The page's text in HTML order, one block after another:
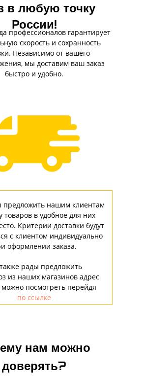
в любую точку
России!
предложить нашим клиентам
товаров в удобное для них
Критерии доставки будут
с клиентом индивидуально
оформлении заказа.
рады предложить
из наших магазинов адрес
можно посмотреть перейдя
по ссылке
профессионалов гарантирует
скорость и сохранность
Независимо от вашего
мы доставим ваш заказ
быстро и удобно.
нам можно
доверять?